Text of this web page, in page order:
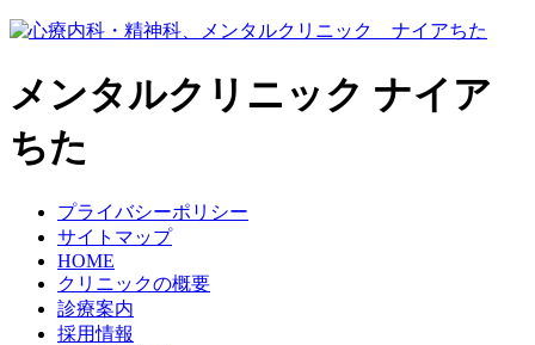
コ
ン
ツ
へ
メンタルクリニック ナイア
ちた
プライバシーポリシー
サイトマップ
HOME
クリニックの概要
診療案内
採用情報